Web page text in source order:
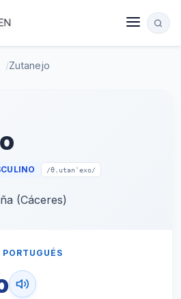
/Zutanejo
/θˌutanˈexo/
(Cáceres)